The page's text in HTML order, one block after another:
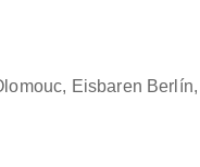
Eisbaren